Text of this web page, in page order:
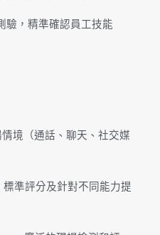
驗，精準確認員工技能
境（通話、聊天、社交媒
準評分及針對不同能力提